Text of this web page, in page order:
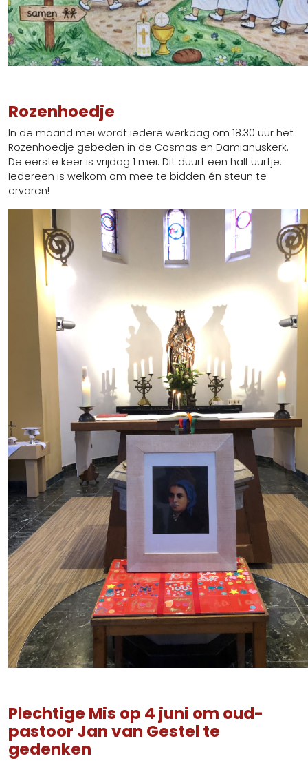
Rozenhoedje
In de maand mei wordt iedere werkdag om 18.30 uur het
Rozenhoedje gebeden in de Cosmas en Damianuskerk.
De eerste keer is vrijdag 1 mei. Dit duurt een half uurtje.
Iedereen is welkom om mee te bidden én steun te
ervaren!
Plechtige Mis op 4 juni om oud-
pastoor Jan van Gestel te
gedenken